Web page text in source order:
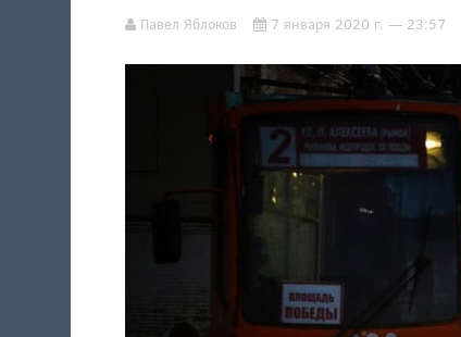
Павел Яблоков 7 января 2020 г. — 23:57